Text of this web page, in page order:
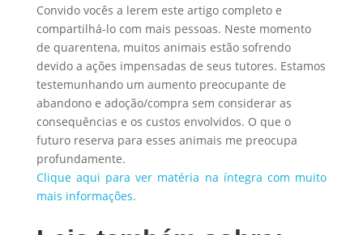
Convido vocês a lerem este artigo completo e
compartilhá-lo com mais pessoas. Neste momento
de quarentena, muitos animais estão sofrendo
devido a ações impensadas de seus tutores. Estamos
testemunhando um aumento preocupante de
abandono e adoção/compra sem considerar as
consequências e os custos envolvidos. O que o
futuro reserva para esses animais me preocupa
profundamente.
Clique aqui para ver matéria na íntegra com muito
mais informações.